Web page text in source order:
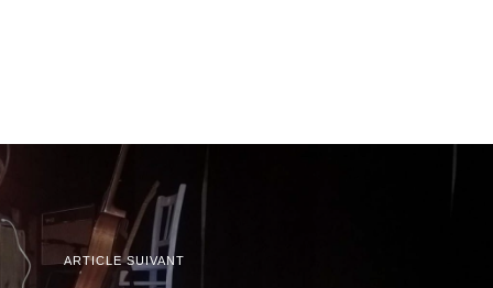
ARTICLE SUIVANT